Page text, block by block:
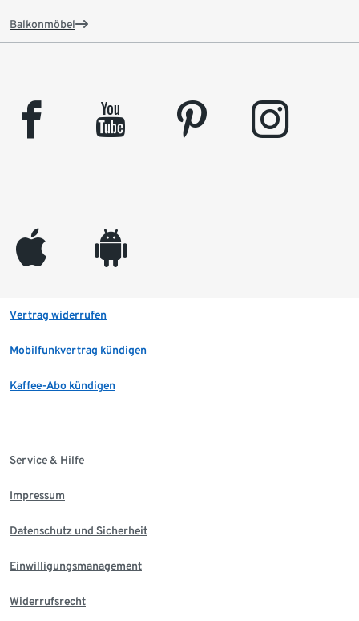
Balkonmöbel
facebook youtube pinterest instagram
appleinc android
Vertrag widerrufen
Mobilfunkvertrag kündigen
Kaffee-Abo kündigen
Service & Hilfe
Impressum
Datenschutz und Sicherheit
Einwilligungsmanagement
Widerrufsrecht